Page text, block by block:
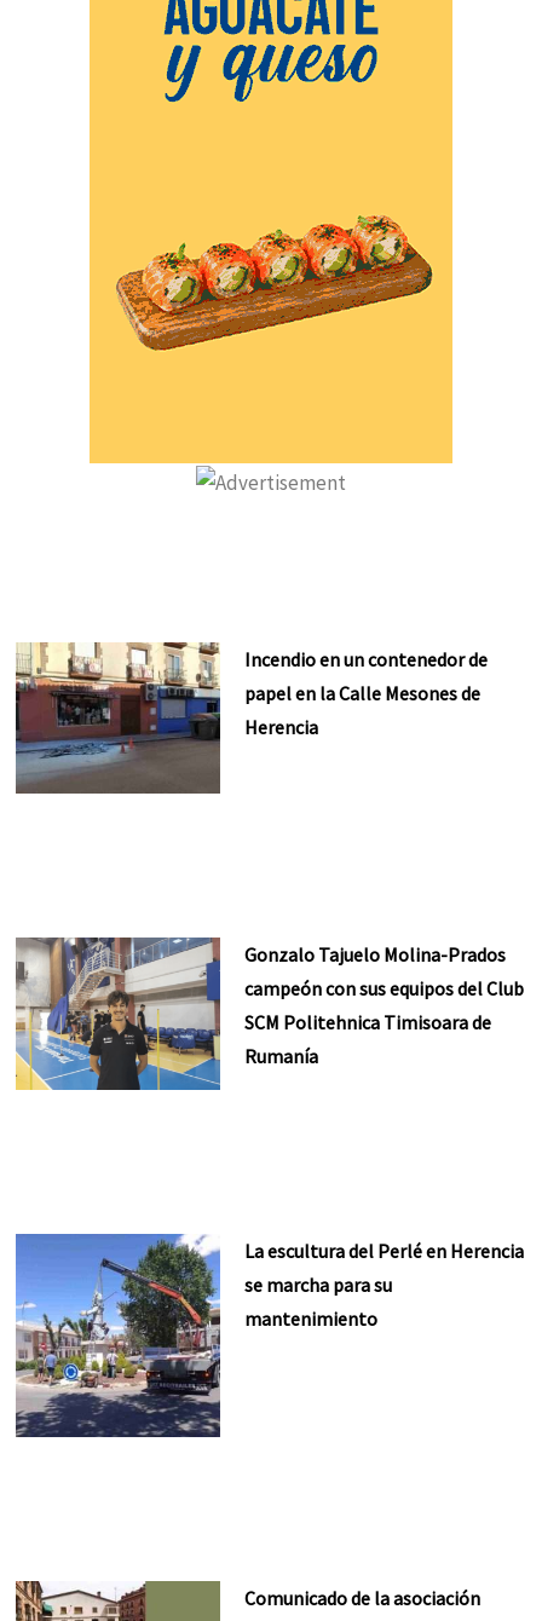
Incendio en un contenedor de
papel en la Calle Mesones de
Herencia
Gonzalo Tajuelo Molina-Prados
campeón con sus equipos del Club
SCM Politehnica Timisoara de
Rumanía
La escultura del Perlé en Herencia
se marcha para su
mantenimiento
Comunicado de la asociación